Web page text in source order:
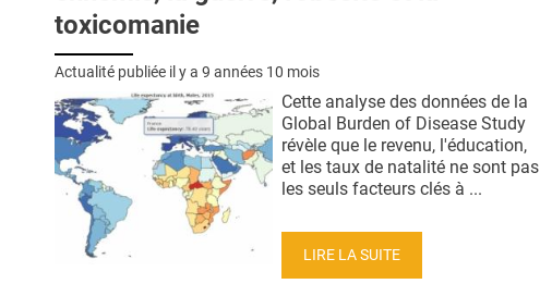
toxicomanie
Actualité publiée il y a 9 années 10 mois
Cette analyse des données de la
Global Burden of Disease Study
révèle que le revenu, l'éducation,
et les taux de natalité ne sont pas
les seuls facteurs clés à ...
LIRE LA SUITE